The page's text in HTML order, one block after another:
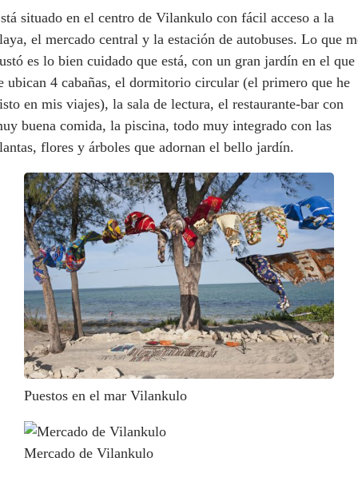
situado en el centro de Vilankulo con fácil acceso a la
el mercado central y la estación de autobuses. Lo que
es lo bien cuidado que está, con un gran jardín en el que
ubican 4 cabañas, el dormitorio circular (el primero que he
en mis viajes), la sala de lectura, el restaurante-bar con
buena comida, la piscina, todo muy integrado con las
flores y árboles que adornan el bello jardín.
Puestos en el mar Vilankulo
Mercado de Vilankulo